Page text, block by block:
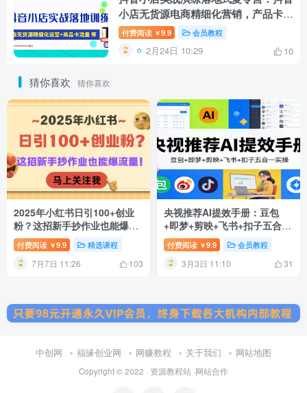
小店无货源电商精细化营销，产品卡流
量(22节)
付费阅读 ￥9.9 会员教程
2月24日 10:29 10
猜你喜欢 猜你喜欢
2025年小红书日引100+创业
粉？这招新手抄作业也能爆流
量！
付费阅读 ￥9.9 精选课程
7月7日 11:26 103
央视推荐AI提效手册：豆包
+即梦+剪映+飞书+扣子五合一
实操
付费阅读 ￥9.9 会员教程
3月3日 11:10 31
中创网 福缘创业网 网赚教程 关于我们 网站地图
Copyright © 2022 · 资源教程站 ·网站合作